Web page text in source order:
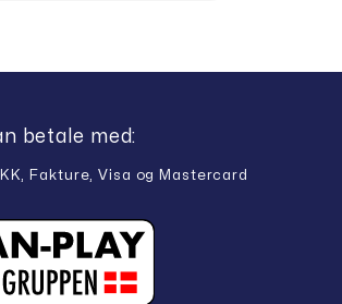
betale med:
Fakture, Visa og Mastercard